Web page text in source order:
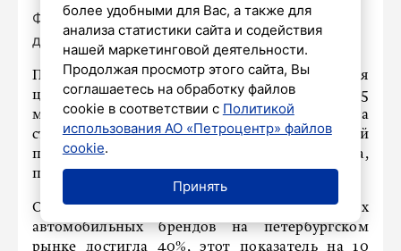
Фото: Дмитрий Фуфаев / «Петербургский
дневник»
По итогам первого полугодия 2026 года средняя
цена новой машины в Петербурге составила 3,5
миллиона рублей. Лидером по динамике спроса
стал белорусский бренд Belgee, а самой
популярной моделью является LADA Granta,
передает издание
Отмечается, что доля российских
автомобильных брендов на петербургском
рынке достигла 40%, этот показатель на 10
более удобными для Вас, а также для
анализа статистики сайта и содействия
нашей маркетинговой деятельности.
Продолжая просмотр этого сайта, Вы
соглашаетесь на обработку файлов
cookie в соответствии с Политикой
использования АО «Петроцентр» файлов
cookie.
Принять